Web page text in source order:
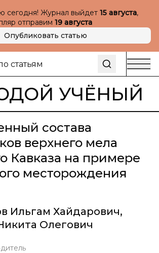
сегодня! Журнал выйдет 15 августа,
отправим 19 августа
Опубликовать статью
УЧЁНЫЙ
состава
верхнего мела
Кавказа на примере
месторождения
Ильгам Хайдарович,
Олегович